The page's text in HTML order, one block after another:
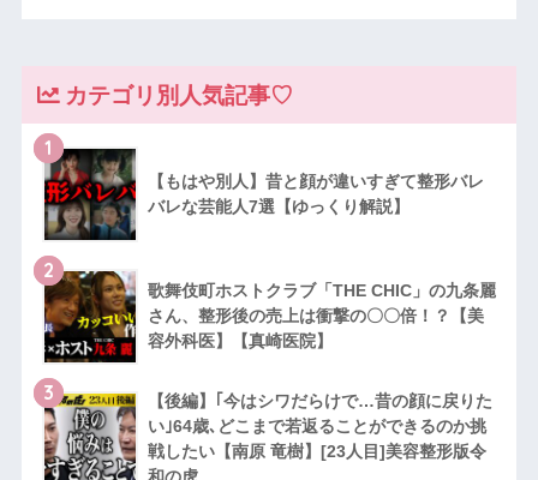
カテゴリ別人気記事♡
1
【もはや別人】昔と顔が違いすぎて整形バレ
バレな芸能人7選【ゆっくり解説】
2
歌舞伎町ホストクラブ「THE CHIC」の九条麗
さん、整形後の売上は衝撃の〇〇倍！？【美
容外科医】【真崎医院】
3
【後編】｢今はシワだらけで…昔の顔に戻りた
い｣64歳､どこまで若返ることができるのか挑
戦したい【南原 竜樹】[23人目]美容整形版令